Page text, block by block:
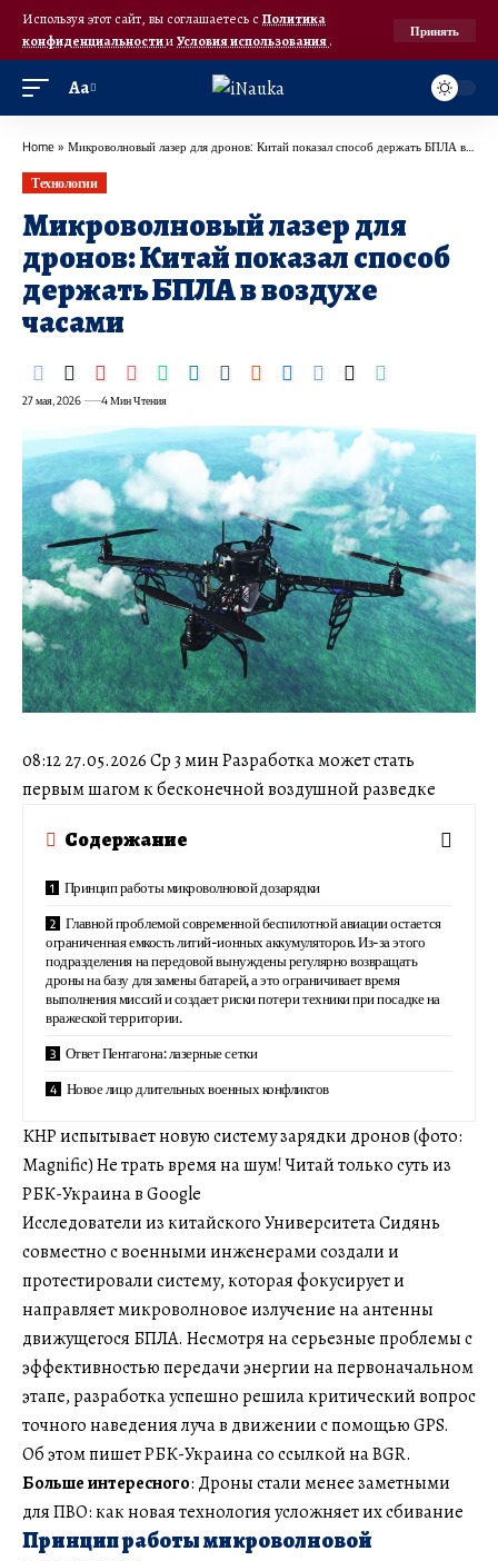
Используя этот сайт, вы соглашаетесь с Политика
конфиденциальностииУсловия использования.
Принять
Аа
Home » Микроволновый лазер для дронов: Китай показал способ держать БПЛА в воздухе часами
Технологии
Микроволновый лазер для
дронов: Китай показал способ
держать БПЛА в воздухе
часами
27 мая, 2026 4 Мин Чтения
08:12 27.05.2026 Ср 3 мин Разработка может стать
первым шагом к бесконечной воздушной разведке
Содержание
Принцип работы микроволновой дозарядки
Главной проблемой современной беспилотной авиации остается
ограниченная емкость литий-ионных аккумуляторов. Из-за этого
подразделения на передовой вынуждены регулярно возвращать
дроны на базу для замены батарей, а это ограничивает время
выполнения миссий и создает риски потери техники при посадке на
вражеской территории.
Ответ Пентагона: лазерные сетки
Новое лицо длительных военных конфликтов
КНР испытывает новую систему зарядки дронов (фото:
Magnific) Не трать время на шум! Читай только суть из
РБК-Украина в Google
Исследователи из китайского Университета Сидянь
совместно с военными инженерами создали и
протестировали систему, которая фокусирует и
направляет микроволновое излучение на антенны
движущегося БПЛА. Несмотря на серьезные проблемы с
эффективностью передачи энергии на первоначальном
этапе, разработка успешно решила критический вопрос
точного наведения луча в движении с помощью GPS.
Об этом пишет РБК-Украина со ссылкой на BGR.
Больше интересного: Дроны стали менее заметными
для ПВО: как новая технология усложняет их сбивание
Принцип работы микроволновой